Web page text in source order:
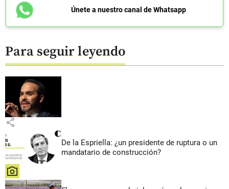
Únete a nuestro canal de Whatsapp
Para seguir leyendo
share
De la Espriella: ¿un presidente de ruptura o un
mandatario de construcción?
share